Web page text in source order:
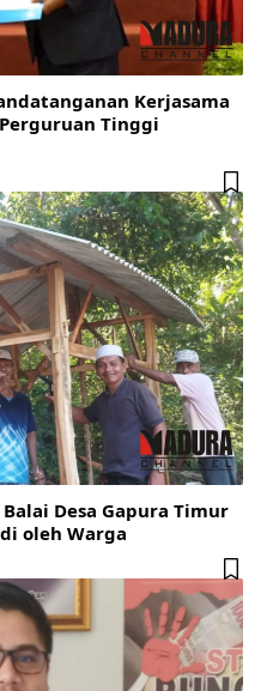
Kerjasama
Tinggi
Desa Gapura Timur
oleh Warga